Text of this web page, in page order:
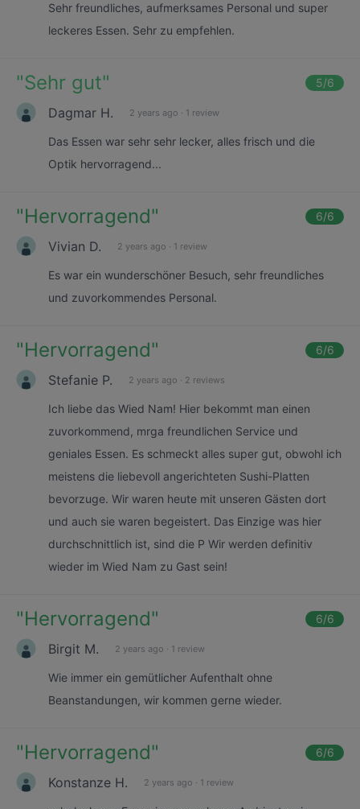
Sehr freundliches, aufmerksames Personal und super
leckeres Essen. Sehr zu empfehlen.
"Sehr gut" 5/6
Dagmar H. 2 years ago · 1 review
Das Essen war sehr sehr lecker, alles frisch und die
Optik hervorragend...
"Hervorragend" 6/6
Vivian D. 2 years ago · 1 review
Es war ein wunderschöner Besuch, sehr freundliches
und zuvorkommendes Personal.
"Hervorragend" 6/6
Stefanie P. 2 years ago · 2 reviews
Ich liebe das Wied Nam! Hier bekommt man einen
zuvorkommend, mrga freundlichen Service und
geniales Essen. Es schmeckt alles super gut, obwohl ich
meistens die liebevoll angerichteten Sushi-Platten
bevorzuge. Wir waren heute mit unseren Gästen dort
und auch sie waren begeistert. Das Einzige was hier
durchschnittlich ist, sind die P Wir werden definitiv
wieder im Wied Nam zu Gast sein!
"Hervorragend" 6/6
Birgit M. 2 years ago · 1 review
Wie immer ein gemütlicher Aufenthalt ohne
Beanstandungen, wir kommen gerne wieder.
"Hervorragend" 6/6
Konstanze H. 2 years ago · 1 review